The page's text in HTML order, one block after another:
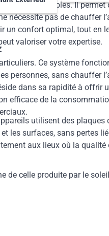
incomparables. Il permet
nécessite pas de chauffer
confort optimal, tout en
valoriser votre expertise.
Ce système
sans chauffer
dans sa rapidité à offrir
de la
utilisent des
les surfaces, sans pertes
aux lieux où la qualité
celle produite par le